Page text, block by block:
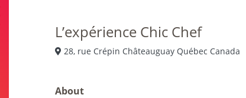
L’expérience Chic Chef
28, rue Crépin Châteauguay Québec Canada
About